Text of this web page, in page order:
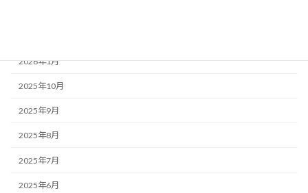
2026年1月
2025年10月
2025年9月
2025年8月
2025年7月
2025年6月